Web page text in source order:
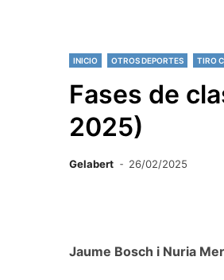
INICIO OTROS DEPORTES TIRO
Fases de
2025)
Gelabert 26/02/2025
Jaume Bosch i Nuria